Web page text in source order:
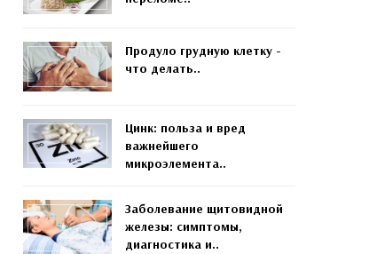
Продуло грудную клетку -
что делать..
Цинк: польза и вред
важнейшего
микроэлемента..
Заболевание щитовидной
железы: симптомы,
диагностика и..